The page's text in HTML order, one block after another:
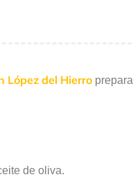
López del Hierro prepara
de oliva.